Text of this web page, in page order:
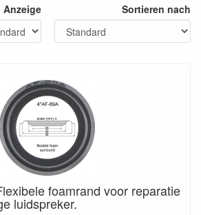
Anzeige Sortieren nach
foamrand voor reparatie
luidspreker.